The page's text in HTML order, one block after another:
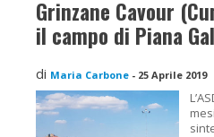
Grinzane Cavour
il campo di Piana
di Maria Carbone - 25 Aprile 2019